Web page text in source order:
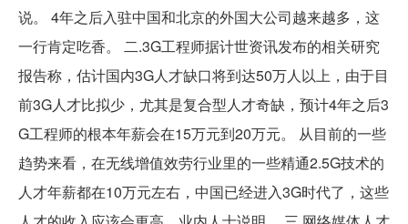
说。 4年之后入驻中国和北京的外国大公司越来越多，这
一行肯定吃香。 二.3G工程师据计世资讯发布的相关研究
报告称，估计国内3G人才缺口将到达50万人以上，由于目
前3G人才比拟少，尤其是复合型人才奇缺，预计4年之后3
G工程师的根本年薪会在15万元到20万元。 从目前的一些
趋势来看，在无线增值效劳行业里的一些精通2.5G技术的
人才年薪都在10万元左右，中国已经进入3G时代了，这些